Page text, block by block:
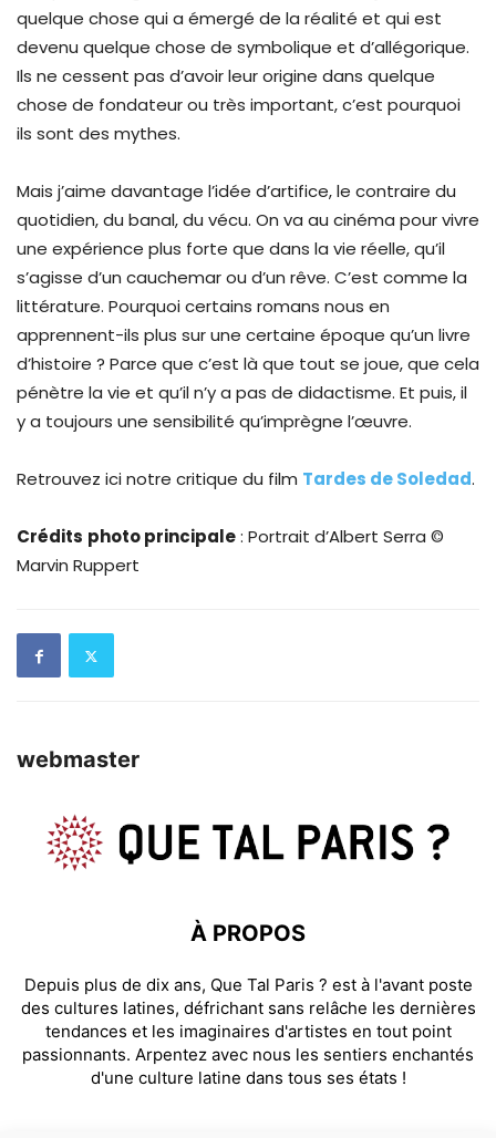
quelque chose qui a émergé de la réalité et qui est
devenu quelque chose de symbolique et d’allégorique.
Ils ne cessent pas d’avoir leur origine dans quelque
chose de fondateur ou très important, c’est pourquoi
ils sont des mythes.
Mais j’aime davantage l’idée d’artifice, le contraire du
quotidien, du banal, du vécu. On va au cinéma pour vivre
une expérience plus forte que dans la vie réelle, qu’il
s’agisse d’un cauchemar ou d’un rêve. C’est comme la
littérature. Pourquoi certains romans nous en
apprennent-ils plus sur une certaine époque qu’un livre
d’histoire ? Parce que c’est là que tout se joue, que cela
pénètre la vie et qu’il n’y a pas de didactisme. Et puis, il
y a toujours une sensibilité qu’imprègne l’œuvre.
Retrouvez ici notre critique du film Tardes de Soledad.
Crédits photo principale: Portrait d’Albert Serra ©
Marvin Ruppert
webmaster
À PROPOS
Depuis plus de dix ans, Que Tal Paris ? est à l'avant poste
des cultures latines, défrichant sans relâche les dernières
tendances et les imaginaires d'artistes en tout point
passionnants. Arpentez avec nous les sentiers enchantés
d'une culture latine dans tous ses états !